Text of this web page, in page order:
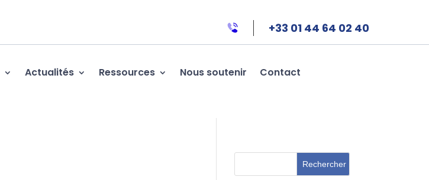
+33 01 44 64 02 40
Actualités Ressources Nous soutenir Contact